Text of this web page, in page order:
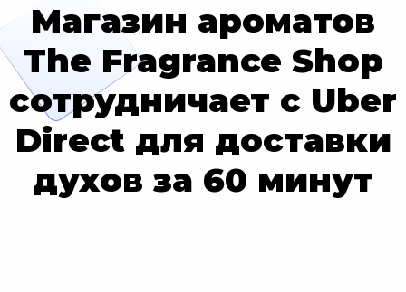
Магазин ароматов
The Fragrance Shop
сотрудничает с Uber
Direct для доставки
духов за 60 минут